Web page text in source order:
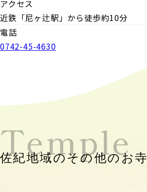
アクセス
近鉄「尼ヶ辻駅」から徒歩約10分
電話
0742-45-4630
佐紀地域のその他のお寺
Temple